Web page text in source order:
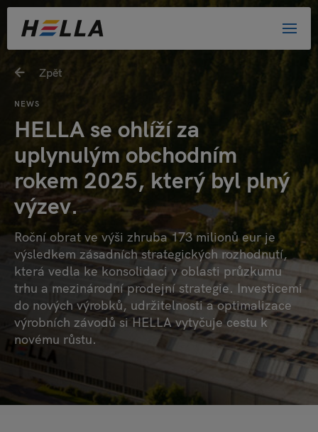
Zpět
NEWS
HELLA se ohlíží za
uplynulým obchodním
rokem 2025, který byl plný
výzev.
Roční obrat ve výši zhruba 173 milionů eur je
výsledkem zásadních strategických rozhodnutí,
která vedla ke konsolidaci v oblasti průzkumu
trhu a mezinárodní prodejní strategie. Investicemi
do nových výrobků, udržitelnosti a optimalizace
výrobních závodů si HELLA vytyčuje cestu k
novému růstu.